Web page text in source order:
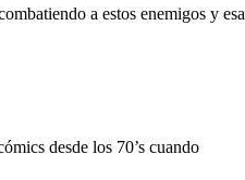
a estos enemigos y esa
desde los 70’s cuando